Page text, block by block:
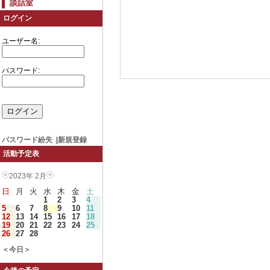
談話室
ログイン
ユーザー名:
パスワード:
パスワード紛失
新規登録
活動予定表
2023年 2月
日 月 火 水 木 金
土
1
2 3
4
5
6 7 8 9 10
11
12 13 14 15 16 17
18
19 20 21 22 23 24
25
26 27 28
＜今日＞